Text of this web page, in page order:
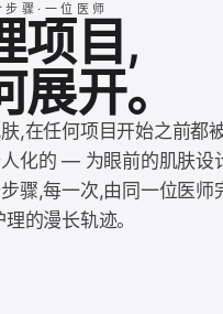
步骤·一位医师
项目,
展开。
,在任何项目开始之前都
化的 — 为眼前的肌肤设
骤,每一次,由同一位医
的漫长轨迹。